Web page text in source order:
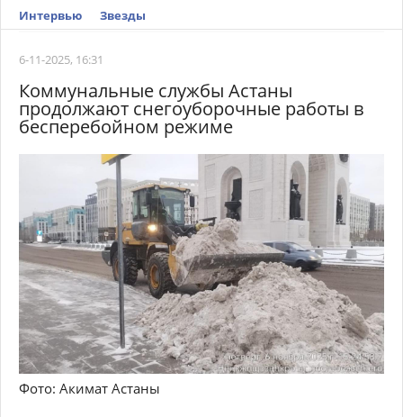
Интервью
Звезды
6-11-2025, 16:31
Коммунальные службы Астаны
продолжают снегоуборочные работы в
бесперебойном режиме
Фото: Акимат Астаны